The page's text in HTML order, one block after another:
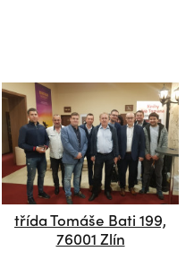
třída Tomáše Bati 199,
76001 Zlín